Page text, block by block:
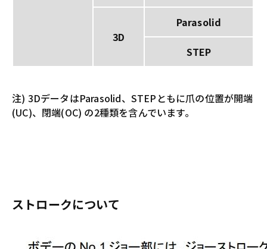
3D
Parasolid
STEP
注) 3DデータはParasolid、STEPともに爪の位置が開端
(UC)、閉端(OC) の2種類を含んでいます。
ストロークについて